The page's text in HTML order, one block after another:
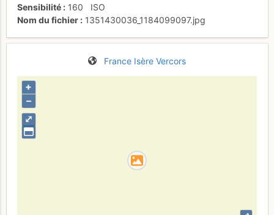
Sensibilité
160
ISO
Nom du fichier
1351430036_1184099097.jpg
France Isère Vercors
⤢
+
–